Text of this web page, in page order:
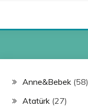
Anne&Bebek(58)
Atatürk(27)